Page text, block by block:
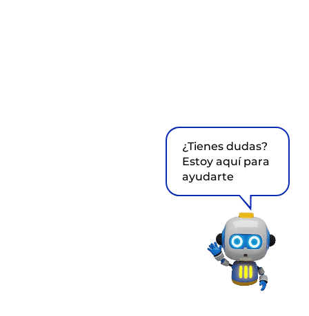
¿Tienes dudas?
Estoy aquí para
ayudarte